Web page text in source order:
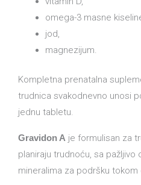
omega-3 masne
jod,
magnezijum.
Kompletna prenatalna
trudnica svakodnevno unosi
jednu tabletu.
Gravidon A je formulisan za
planiraju trudnoću, sa pažljivo
mineralima za podršku